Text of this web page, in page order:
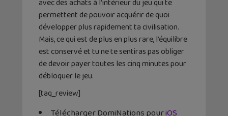
avec des achats à l’intérieur du jeu qui te
permettent de pouvoir acquérir de quoi
développer plus rapidement ta civilisation.
Mais, ce qui est de plus en plus rare, l’équilibre
est conservé et tu ne te sentiras pas obliger
de devoir payer toutes les cinq minutes pour
débloquer le jeu.
[taq_review]
Télécharger DomiNations pouriOS